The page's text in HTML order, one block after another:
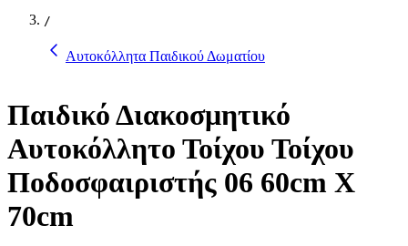
/
Αυτοκόλλητα Παιδικού Δωματίου
Παιδικό Διακοσμητικό
Αυτοκόλλητο Τοίχου Τοίχου
Ποδοσφαιριστής 06 60cm X
70cm